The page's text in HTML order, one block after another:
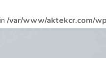
/var/www/aktekcr.com/